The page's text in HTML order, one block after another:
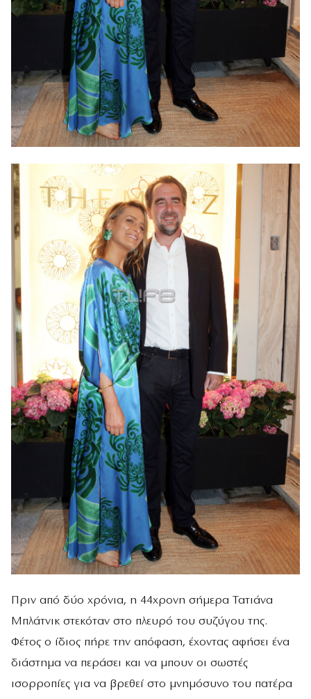
Πριν από δύο χρόνια, η 44χρονη σήμερα Τατιάνα
Μπλάτνικ στεκόταν στο πλευρό του συζύγου της.
Φέτος ο ίδιος πήρε την απόφαση, έχοντας αφήσει ένα
διάστημα να περάσει και να μπουν οι σωστές
ισορροπίες για να βρεθεί στο μνημόσυνο του πατέρα